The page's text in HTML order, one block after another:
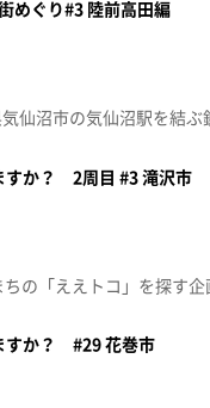
めぐり#3 陸前高田編
すか？ 2周目 #3 滝沢市
【Go!Go!いわて】天津木村のどっかええトコありますか？ #29 花巻市